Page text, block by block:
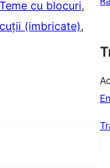
Teme cu blocuri
(imbricate)